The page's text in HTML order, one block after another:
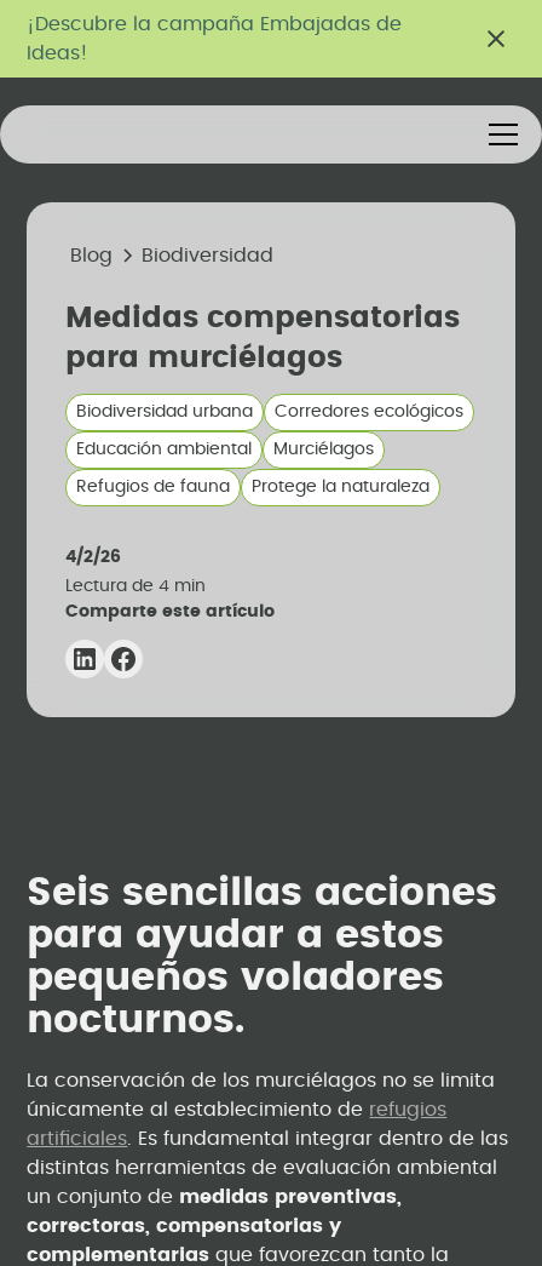
¡Descubre la campaña Embajadas de
Ideas!
Blog Biodiversidad
Medidas compensatorias
para murciélagos
Biodiversidad urbana Corredores ecológicos
Educación ambiental Murciélagos
Refugios de fauna Protege la naturaleza
4/2/26
Lectura de4 min
Comparte este artículo
Seis sencillas acciones
para ayudar a estos
pequeños voladores
nocturnos.
La conservación de los murciélagos no se limita
únicamente al establecimiento de refugios
artificiales . Es fundamental integrar dentro de las
distintas herramientas de evaluación ambiental
un conjunto de medidas preventivas,
correctoras, compensatorias y
complementarias que favorezcan tanto la